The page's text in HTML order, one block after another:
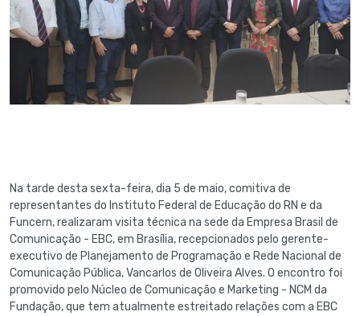
Na tarde desta sexta-feira, dia 5 de maio, comitiva de
representantes do Instituto Federal de Educação do RN e da
Funcern, realizaram visita técnica na sede da Empresa Brasil de
Comunicação - EBC, em Brasília, recepcionados pelo gerente-
executivo de Planejamento de Programação e Rede Nacional de
Comunicação Pública, Vancarlos de Oliveira Alves. O encontro foi
promovido pelo Núcleo de Comunicação e Marketing - NCM da
Fundação, que tem atualmente estreitado relações com a EBC